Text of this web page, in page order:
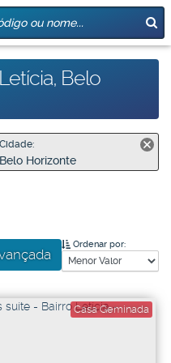
Belo
Cidade:
Belo Horizonte
Ordenar por:
Casa Geminada